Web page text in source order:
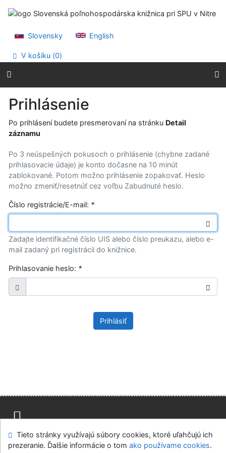
Prejsť na menu
Slovensky
English
V košíku (0)
Prihlásenie
Po prihlásení budete presmerovaní na stránku Detail
záznamu
Po 3 neúspešných pokusoch o prihlásenie (chybne zadané
prihlasovacie údaje) je konto dočasne na 10 minút
zablokované. Potom možno prihlásenie zopakovať. Heslo
možno zmeniť/resetnúť cez voľbu Zabudnuté heslo.
Číslo registrácie/E-mail: *
Zadajte identifikačné číslo UIS alebo číslo preukazu, alebo e-
mail zadaný pri registrácii do knižnice.
Prihlasovanie heslo: *
Prihlásiť
Mapa stránok Prístupnosť
Súkromie
Modul OpenSearch
Napíšte nám Nastavenie cookies
Tieto stránky využívajú súbory cookies, ktoré uľahčujú ich
prezeranie. Ďalšie informácie o tom ako používame cookies.